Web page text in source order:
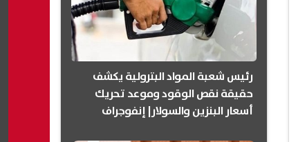
رئيس شعبة المواد البترولية يكشف
حقيقة نقص الوقود وموعد تحريك
أسعار البنزين والسولار| إنفوجراف